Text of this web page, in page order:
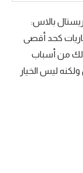
بالاس:
في موعد كأس أمم إفريقيا. 6 مباريات كحد أقصى
من أسباب
ليس الخيار